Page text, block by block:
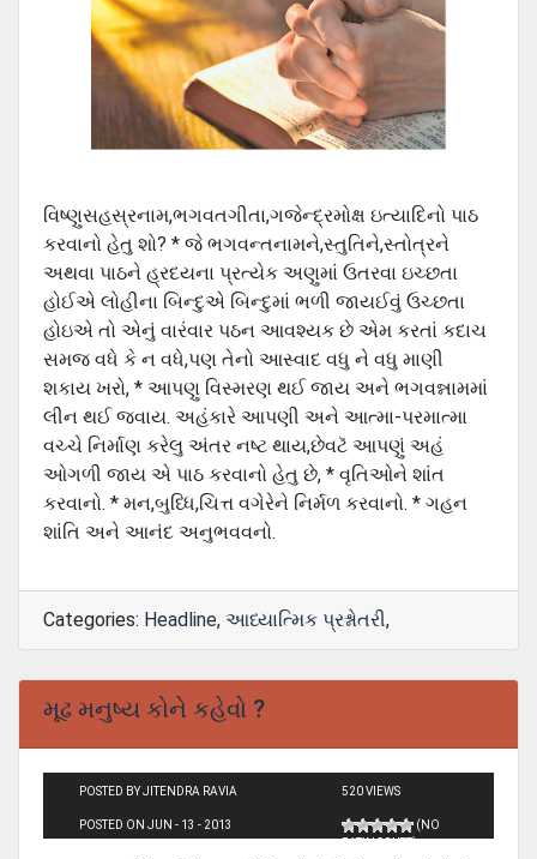
વિષ્ણુસહસ્રનામ,ભગવતગીતા,ગજેન્દ્રમોક્ષ ઇત્યાદિનો પાઠ
કરવાનો હેતુ શો? * જે ભગવન્તનામને,સ્તુતિને,સ્તોત્રને
અથવા પાઠને હ્રદયના પ્રત્યેક અણુમાં ઉતરવા ઇચ્છતા
હોઈએ લોહીના બિન્દુએ બિન્દુમાં ભળી જાયઈવું ઉચ્છતા
હોઇએ તો એનું વારંવાર પઠન આવશ્યક છે એમ કરતાં કદાચ
સમજ વધે કે ન વધે,પણ તેનો આસ્વાદ વધુ ને વધુ માણી
શકાય ખરો, * આપણુ વિસ્મરણ થઈ જાય અને ભગવન્નામમાં
લીન થઈ જવાય. અહંકારે આપણી અને આત્મા-પરમાત્મા
વચ્ચે નિર્માણ કરેલુ અંતર નષ્ટ થાય,છેવટૅ આપણું અહં
ઓગળી જાય એ પાઠ કરવાનો હેતુ છે, * વૃતિઓને શાંત
કરવાનો. * મન,બુધ્ધિ,ચિત્ત વગેરેને નિર્મળ કરવાનો. * ગહન
શાંતિ અને આનંદ અનુભવવનો.
Categories: Headline, આધ્યાત્મિક પ્રશ્નોતરી,
મૂઢ મનુષ્ય કોને કહેવો ?
POSTED BY JITENDRA RAVIA
POSTED ON JUN - 13 - 2013
520 VIEWS
(NO
RATINGS YET)